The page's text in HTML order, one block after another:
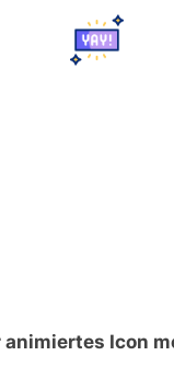
animiertes Icon